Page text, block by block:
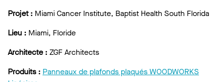
Projet : Miami Cancer Institute, Baptist Health South Florida
Lieu : Miami, Floride
Architecte : ZGF Architects
Produits : Panneaux de plafonds plaqués WOODWORKS